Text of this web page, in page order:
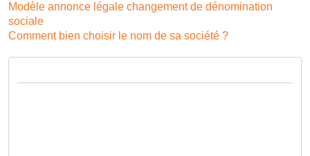
Modèle annonce légale changement de dénomination
sociale
Comment bien choisir le nom de sa société ?